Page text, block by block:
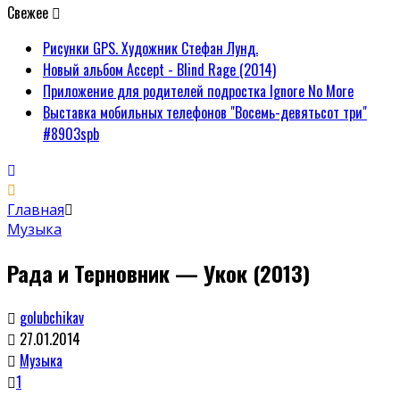
Свежее
Рисунки GPS. Художник Стефан Лунд.
Новый альбом Accept - Blind Rage (2014)
Приложение для родителей подростка Ignore No More
Выставка мобильных телефонов "Восемь-девятьсот три"
#8903spb
Главная
Музыка
Рада и Терновник — Укок (2013)
golubchikav
27.01.2014
Музыка
1